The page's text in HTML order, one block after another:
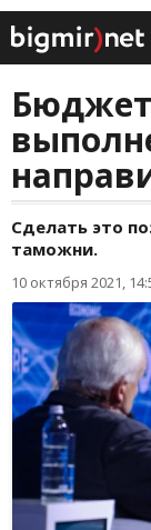
Сделать это
таможни.
10 октября 2021,